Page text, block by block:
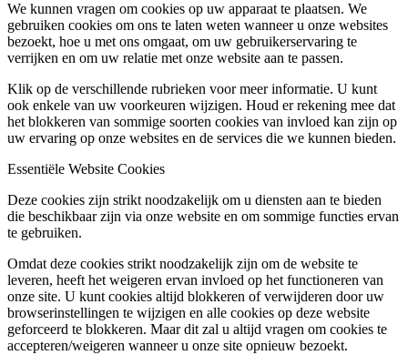
We kunnen vragen om cookies op uw apparaat te plaatsen. We
gebruiken cookies om ons te laten weten wanneer u onze websites
bezoekt, hoe u met ons omgaat, om uw gebruikerservaring te
verrijken en om uw relatie met onze website aan te passen.
Klik op de verschillende rubrieken voor meer informatie. U kunt
ook enkele van uw voorkeuren wijzigen. Houd er rekening mee dat
het blokkeren van sommige soorten cookies van invloed kan zijn op
uw ervaring op onze websites en de services die we kunnen bieden.
Essentiële Website Cookies
Deze cookies zijn strikt noodzakelijk om u diensten aan te bieden
die beschikbaar zijn via onze website en om sommige functies ervan
te gebruiken.
Omdat deze cookies strikt noodzakelijk zijn om de website te
leveren, heeft het weigeren ervan invloed op het functioneren van
onze site. U kunt cookies altijd blokkeren of verwijderen door uw
browserinstellingen te wijzigen en alle cookies op deze website
geforceerd te blokkeren. Maar dit zal u altijd vragen om cookies te
accepteren/weigeren wanneer u onze site opnieuw bezoekt.